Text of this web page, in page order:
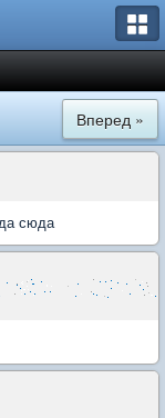
Вперед »
сюда